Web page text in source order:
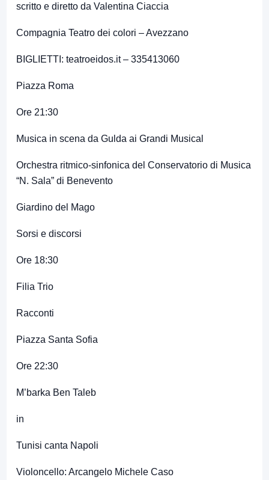
scritto e diretto da Valentina Ciaccia
Compagnia Teatro dei colori – Avezzano
BIGLIETTI: teatroeidos.it – 335413060
Piazza Roma
Ore 21:30
Musica in scena da Gulda ai Grandi Musical
Orchestra ritmico-sinfonica del Conservatorio di Musica
“N. Sala” di Benevento
Giardino del Mago
Sorsi e discorsi
Ore 18:30
Filia Trio
Racconti
Piazza Santa Sofia
Ore 22:30
M’barka Ben Taleb
in
Tunisi canta Napoli
Violoncello: Arcangelo Michele Caso